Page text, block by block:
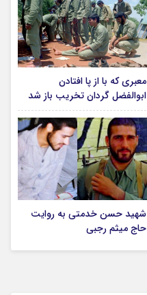
معبری که با از پا افتادن
ابوالفضل گردان تخریب باز شد
شهید حسن خدمتی به روایت
حاج میثم رجبی